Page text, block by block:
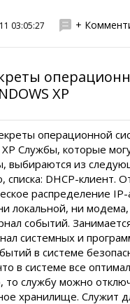
03:05:27 +
XP
операционной
XP Службы, которые
выбираются из
списка: DHCP-клиент.
распределение IP-
локальной, ни
событий.
системных и
в системе
в системе все
то службу можно
хранилище. Служит